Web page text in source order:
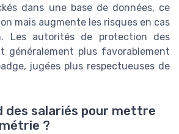
dans une base de données, ce
mais augmente les risques en cas
Les autorités de protection des
généralement plus favorablement
jugées plus respectueuses de
des salariés pour mettre
?